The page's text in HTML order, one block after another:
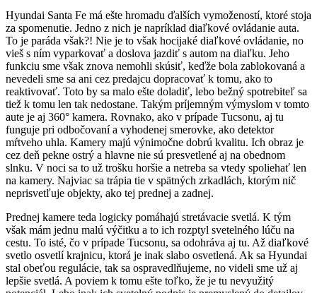
Hyundai Santa Fe má ešte hromadu ďalších vymožeností, ktoré stoja
za spomenutie. Jedno z nich je napríklad diaľkové ovládanie auta.
To je paráda však?! Nie je to však hocijaké diaľkové ovládanie, no
vieš s ním vyparkovať a doslova jazdiť s autom na diaľku. Jeho
funkciu sme však znova nemohli skúsiť, keďže bola zablokovaná a
nevedeli sme sa ani cez predajcu dopracovať k tomu, ako to
reaktivovať. Toto by sa malo ešte doladiť, lebo bežný spotrebiteľ sa
tiež k tomu len tak nedostane. Takým príjemným výmyslom v tomto
aute je aj 360° kamera. Rovnako, ako v prípade Tucsonu, aj tu
funguje pri odbočovaní a vyhodenej smerovke, ako detektor
mŕtveho uhla. Kamery majú výnimočne dobrú kvalitu. Ich obraz je
cez deň pekne ostrý a hlavne nie sú presvetlené aj na obednom
slnku. V noci sa to už trošku horšie a netreba sa vtedy spoliehať len
na kamery. Najviac sa trápia tie v spätných zrkadlách, ktorým nič
neprisvetľuje objekty, ako tej prednej a zadnej.
Prednej kamere teda logicky pomáhajú stretávacie svetlá. K tým
však mám jednu malú výčitku a to ich rozptyl svetelného lúču na
cestu. To isté, čo v prípade Tucsonu, sa odohráva aj tu. Až diaľkové
svetlo osvetlí krajnicu, ktorá je inak slabo osvetlená. Ak sa Hyundai
stal obeťou regulácie, tak sa ospravedlňujeme, no videli sme už aj
lepšie svetlá. A poviem k tomu ešte toľko, že je tu nevyužitý